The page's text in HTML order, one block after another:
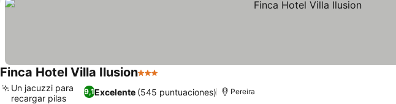
Finca Hotel Villa Ilusion3 Estrellas
9,1Excelente (545 puntuaciones)
Un jacuzzi para
recargar pilas
Pereira